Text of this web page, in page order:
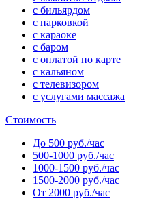
с бильярдом
с парковкой
с караоке
с баром
с оплатой по карте
с кальяном
с телевизором
с услугами массажа
Стоимость
До 500 руб./час
500-1000 руб./час
1000-1500 руб./час
1500-2000 руб./час
От 2000 руб./час